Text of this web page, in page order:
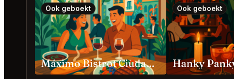
Ook geboekt
Máximo Bistrot Ciudad de México
Ook geboekt